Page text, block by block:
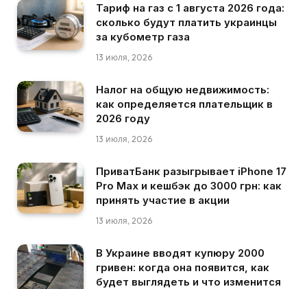
Тариф на газ с 1 августа 2026 года:
сколько будут платить украинцы
за кубометр газа
13 июля, 2026
Налог на общую недвижимость:
как определяется плательщик в
2026 году
13 июля, 2026
ПриватБанк разыгрывает iPhone 17
Pro Max и кешбэк до 3000 грн: как
принять участие в акции
13 июля, 2026
В Украине вводят купюру 2000
гривен: когда она появится, как
будет выглядеть и что изменится